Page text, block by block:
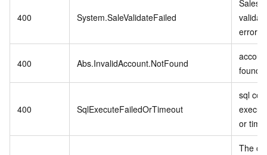
400 System.SaleValidateFailed
Sales
error.
400 Abs.InvalidAccount.NotFound
found.
400 SqlExecuteFailedOrTimeout
sql
or
The